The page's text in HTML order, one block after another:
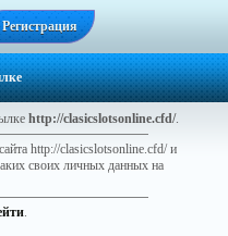
Регистрация
http://clasicslotsonline.cfd/.
http://clasicslotsonline.cfd/ и
своих личных данных на
.